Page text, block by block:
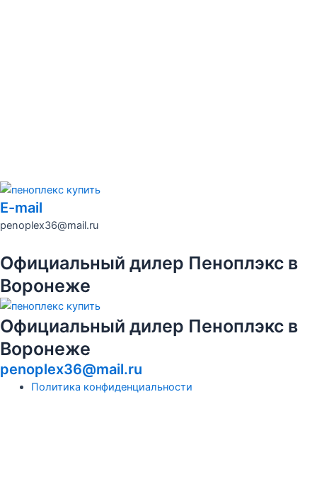
E-mail
penoplex36@mail.ru
Официальный дилер Пеноплэкс в
Воронеже
Официальный дилер Пеноплэкс в
Воронеже
penoplex36@mail.ru
Политика конфиденциальности